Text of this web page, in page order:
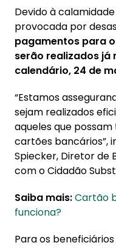
Devido à
provocada por
pagamentos para
serão realizados já
calendário, 24 de
“Estamos
sejam realizados
aqueles que
cartões bancários”,
Spiecker, Diretor de
com o Cidadão
Saiba mais:Cartão
funciona?
Para os